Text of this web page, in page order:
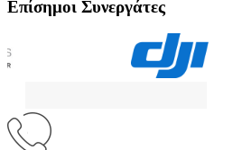
Επίσημοι Συνεργάτες